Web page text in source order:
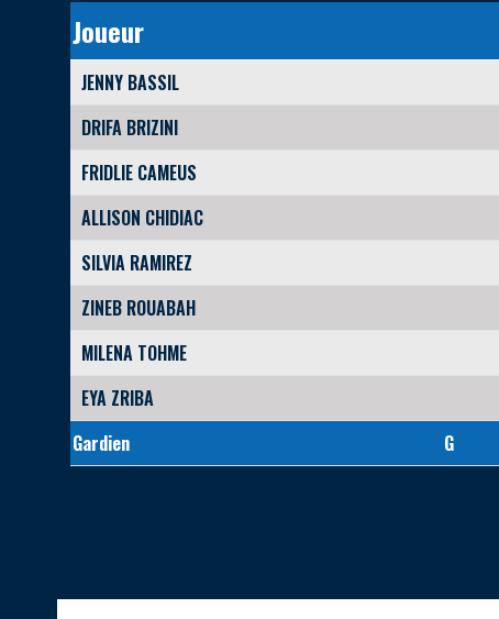
Joueur
JENNY BASSIL
DRIFA BRIZINI
FRIDLIE CAMEUS
ALLISON CHIDIAC
SILVIA RAMIREZ
ZINEB ROUABAH
MILENA TOHME
EYA ZRIBA
Gardien
G